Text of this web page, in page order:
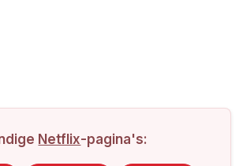
Netflix-pagina's: